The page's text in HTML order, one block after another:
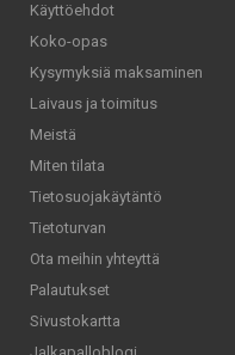
Käyttöehdot
Koko-opas
Kysymyksiä maksaminen
Laivaus ja toimitus
Meistä
Miten tilata
Tietosuojakäytäntö
Tietoturvan
Ota meihin yhteyttä
Palautukset
Sivustokartta